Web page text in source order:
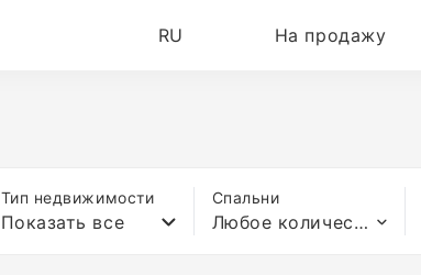
RU На продажу
Тип недвижимости
Показать все
Спальни
Любое количество спален